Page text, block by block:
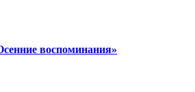
воспоминания»